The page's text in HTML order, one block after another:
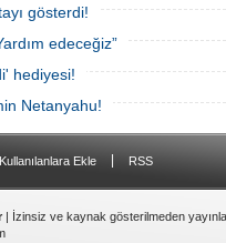
gösterdi!
edeceğiz”
hediyesi!
Netanyahu!
Ekle RSS
| İzinsiz ve kaynak gösterilmeden